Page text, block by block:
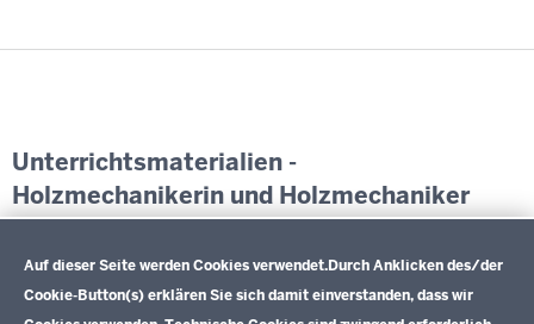
Auf dieser Seite werden Cookies verwendet.Durch Anklicken des/der
Cookie-Button(s) erklären Sie sich damit einverstanden, dass wir
Unterrichtsmaterialien -
Holzmechanikerin und Holzmechaniker
Informationen